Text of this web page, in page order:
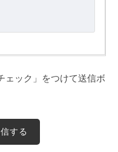
ック」をつけて送信ボ